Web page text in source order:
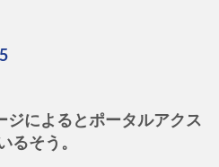
ジによるとポータルアクス
るそう。